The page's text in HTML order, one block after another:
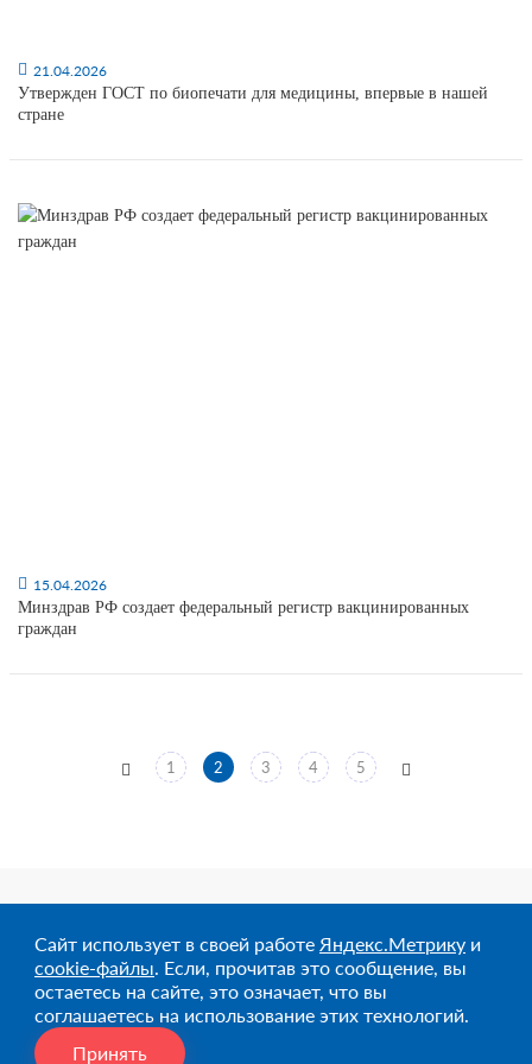
21.04.2026
Утвержден ГОСТ по биопечати для медицины, впервые в нашей
стране
15.04.2026
Минздрав РФ создает федеральный регистр вакцинированных
граждан
1 2 3 4 5
Заказать звонок
Адрес
г. Тюмень, ул. Мельникайте, 106, 2 этаж, офис 211
E-mail
Сайт использует в своей работе Яндекс.Метрику и
cookie-файлы. Если, прочитав это сообщение, вы
остаетесь на сайте, это означает, что вы
соглашаетесь на использование этих технологий.
Принять